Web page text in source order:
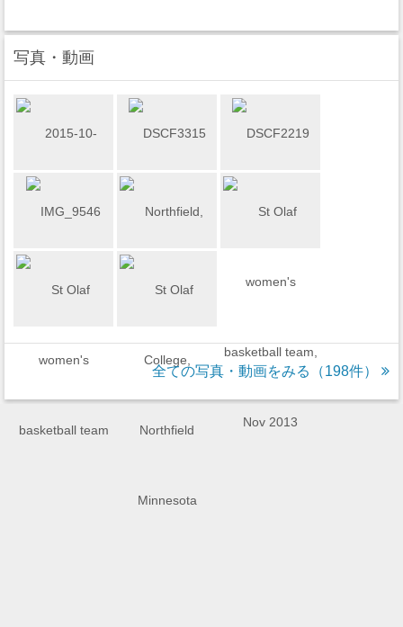
写真・動画
全ての写真・動画をみる（198件）